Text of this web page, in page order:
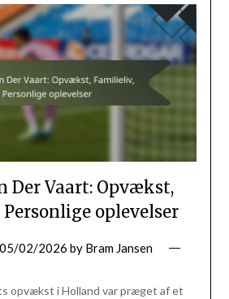
Der Vaart: Opvækst,
oplevelser
05/02/2026 by Bram Jansen
opvækst i Holland var præget af et